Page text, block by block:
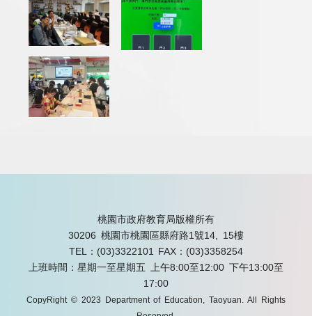
桃園市政府教育局版權所有
30206 桃園市桃園區縣府路1號14, 15樓
TEL：(03)3322101
FAX：(03)3358254
上班時間：星期一至星期五 上午8:00至12:00 下午13:00至
17:00
CopyRight © 2023 Department of Education, Taoyuan. All Rights